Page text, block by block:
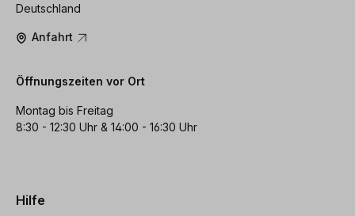
Deutschland
Anfahrt
Öffnungszeiten vor Ort
Montag bis Freitag
8:30 - 12:30 Uhr & 14:00 - 16:30 Uhr
Hilfe